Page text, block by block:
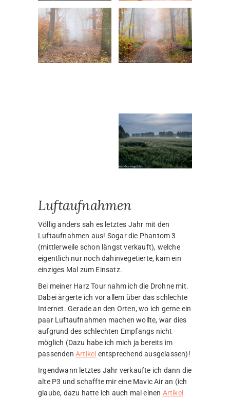
Luftaufnahmen
Völlig anders sah es letztes Jahr mit den
Luftaufnahmen aus! Sogar die Phantom 3
(mittlerweile schon längst verkauft), welche
eigentlich nur noch dahinvegetierte, kam ein
einziges Mal zum Einsatz.
Bei meiner Harz Tour nahm ich die Drohne mit.
Dabei ärgerte ich vor allem über das schlechte
Internet. Gerade an den Orten, wo ich gerne ein
paar Luftaufnahmen machen wollte, war dies
aufgrund des schlechten Empfangs nicht
möglich (Dazu habe ich mich ja bereits im
passenden Artikel entsprechend ausgelassen)!
Irgendwann letztes Jahr verkaufte ich dann die
alte P3 und schaffte mir eine Mavic Air an (ich
glaube, dazu hatte ich auch mal einen Artikel